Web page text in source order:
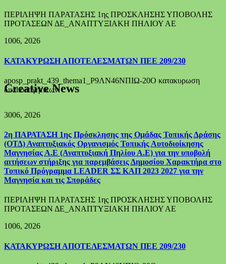
ΠΕΡΙΛΗΨΗ ΠΑΡΑΤΑΣΗΣ 1ης ΠΡΟΣΚΛΗΣΗΣ ΥΠΟΒΟΛΗΣ
ΠΡΟΤΑΣΕΩΝ ΔΕ_ΑΝΑΠΤΥΞΙΑΚΗ ΠΗΛΙΟΥ ΑΕ
1006, 2026
ΚΑΤΑΚΥΡΩΣΗ ΑΠΟΤΕΛΕΣΜΑΤΩΝ ΠΕΕ 209/230
aposp_prakt_439_thema1_Ρ9ΛΝ46ΝΠΙΩ-20Ο κατακυρωση
δικαιολογητικων
Creative News
3006, 2026
2η ΠΑΡΑΤΑΣΗ 1ης Πρόσκλησης της Ομάδας Τοπικής Δράσης
(ΟΤΔ) Αναπτυξιακός Οργανισμός Τοπικής Αυτοδιοίκησης
Μαγνησίας Α.Ε (Αναπτυξιακή Πηλίου Α.Ε) για την υποβολή
αιτήσεων στήριξης για παρεμβάσεις Δημοσίου Χαρακτήρα στο
Τοπικό Πρόγραμμα LEADER ΣΣ ΚΑΠ 2023 2027 για την
Μαγνησία και τις Σποράδες
ΠΕΡΙΛΗΨΗ ΠΑΡΑΤΑΣΗΣ 1ης ΠΡΟΣΚΛΗΣΗΣ ΥΠΟΒΟΛΗΣ
ΠΡΟΤΑΣΕΩΝ ΔΕ_ΑΝΑΠΤΥΞΙΑΚΗ ΠΗΛΙΟΥ ΑΕ
1006, 2026
ΚΑΤΑΚΥΡΩΣΗ ΑΠΟΤΕΛΕΣΜΑΤΩΝ ΠΕΕ 209/230